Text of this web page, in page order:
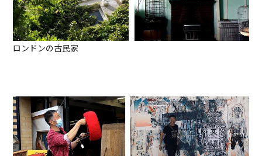
ロンドンの古民家